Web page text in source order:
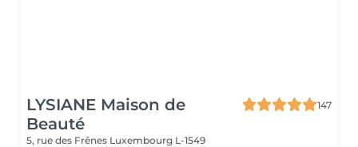
LYSIANE Maison de
Beauté
147
5, rue des Frênes Luxembourg L-1549